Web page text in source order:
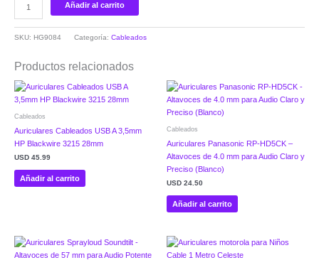
Añadir al carrito
SKU: HG9084 Categoría: Cableados
Productos relacionados
Cableados
Auriculares Cableados USB A 3,5mm
HP Blackwire 3215 28mm
USD 45.99
Añadir al carrito
Cableados
Auriculares Panasonic RP-HD5CK –
Altavoces de 4.0 mm para Audio Claro y
Preciso (Blanco)
USD 24.50
Añadir al carrito